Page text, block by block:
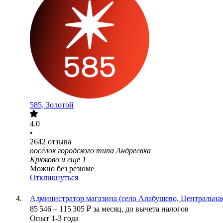
585, Золотой
4.0
•
2642 отзыва
посёлок городского типа Андреевка
Крюково и еще 1
Можно без резюме
Откликнуться
Администратор магазина (село Алабушево,
85 546 – 115 305 ₽ за месяц, до вычета налогов
Опыт 1-3 года